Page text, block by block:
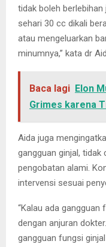
tidak boleh
sehari 30 cc dikali
atau mengeluarkan
minumnya,” kata dr
Baca lagi Elon
Grimes karena
Aida juga
gangguan ginjal, tidak
pengobatan alami.
intervensi sesuai
“Kalau ada gangguan
dengan anjuran
gangguan fungsi